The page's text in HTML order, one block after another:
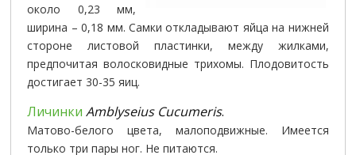
около 0,23 мм,
ширина – 0,18 мм. Самки откладывают яйца на нижней
стороне листовой пластинки, между жилками,
предпочитая волосковидные трихомы. Плодовитость
достигает 30-35 яиц.
Личинки Amblyseius Cucumeris.
Матово-белого цвета, малоподвижные. Имеется
только три пары ног. Не питаются.